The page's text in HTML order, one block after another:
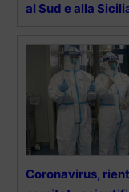
al Sud e alla
Coronavirus,